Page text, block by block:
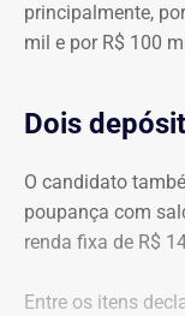
principalmente,
mil e por R$ 100
Dois
O candidato
poupança com
renda fixa de R$
Entre os itens